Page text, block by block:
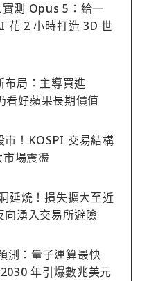
測 Opus 5：給一
花 2 小時打造 3D 世
布局：主導買進
好蘋果長期價值
市！KOSPI 交易結構
場震盪
延燒！損失擴大至近
向湧入交易所避險
測：量子運算最快
年引爆數兆美元